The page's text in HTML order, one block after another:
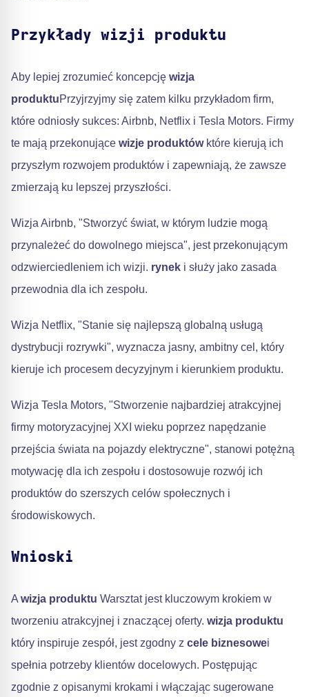
Przykłady wizji produktu
Aby lepiej zrozumieć koncepcję wizja
produktuPrzyjrzyjmy się zatem kilku przykładom firm,
które odniosły sukces: Airbnb, Netflix i Tesla Motors. Firmy
te mają przekonujące wizje produktówktóre kierują ich
przyszłym rozwojem produktów i zapewniają, że zawsze
zmierzają ku lepszej przyszłości.
Wizja Airbnb, "Stworzyć świat, w którym ludzie mogą
przynależeć do dowolnego miejsca", jest przekonującym
odzwierciedleniem ich wizji. rynek i służy jako zasada
przewodnia dla ich zespołu.
Wizja Netflix, "Stanie się najlepszą globalną usługą
dystrybucji rozrywki", wyznacza jasny, ambitny cel, który
kieruje ich procesem decyzyjnym i kierunkiem produktu.
Wizja Tesla Motors, "Stworzenie najbardziej atrakcyjnej
firmy motoryzacyjnej XXI wieku poprzez napędzanie
przejścia świata na pojazdy elektryczne", stanowi potężną
motywację dla ich zespołu i dostosowuje rozwój ich
produktów do szerszych celów społecznych i
środowiskowych.
Wnioski
A wizja produktu Warsztat jest kluczowym krokiem w
tworzeniu atrakcyjnej i znaczącej oferty. wizja produktu
który inspiruje zespół, jest zgodny z cele biznesowei
spełnia potrzeby klientów docelowych. Postępując
zgodnie z opisanymi krokami i włączając sugerowane